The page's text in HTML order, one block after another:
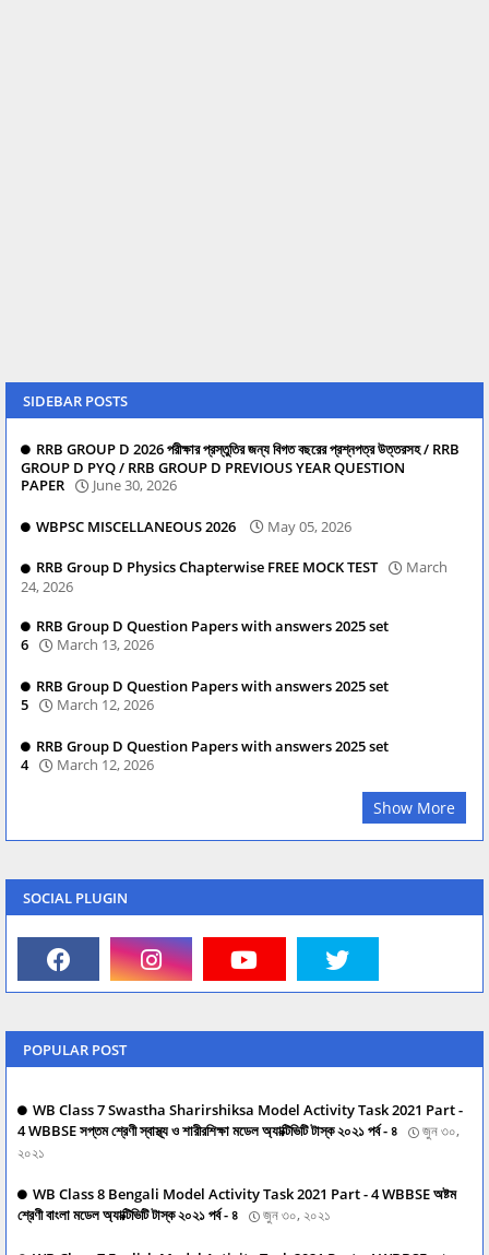
SIDEBAR POSTS
RRB GROUP D 2026 পরীক্ষার প্রস্তুতির জন্য বিগত বছরের প্রশ্নপত্র উত্তরসহ / RRB
GROUP D PYQ / RRB GROUP D PREVIOUS YEAR QUESTION
PAPER
June 30, 2026
WBPSC MISCELLANEOUS 2026 May 05, 2026
RRB Group D Physics Chapterwise FREE MOCK TEST
March
24, 2026
RRB Group D Question Papers with answers 2025 set
6
March 13, 2026
RRB Group D Question Papers with answers 2025 set
5
March 12, 2026
RRB Group D Question Papers with answers 2025 set
4
March 12, 2026
Show More
SOCIAL PLUGIN
POPULAR POST
WB Class 7 Swastha Sharirshiksa Model Activity Task 2021 Part -
4 WBBSE সপ্তম শ্রেণী স্বাস্থ্য ও শারীরশিক্ষা মডেল অ্যাক্টিভিটি টাস্ক ২০২১ পর্ব - ৪
জুন ৩০,
২০২১
WB Class 8 Bengali Model Activity Task 2021 Part - 4 WBBSE অষ্টম
শ্রেণী বাংলা মডেল অ্যাক্টিভিটি টাস্ক ২০২১ পর্ব - ৪
জুন ৩০, ২০২১